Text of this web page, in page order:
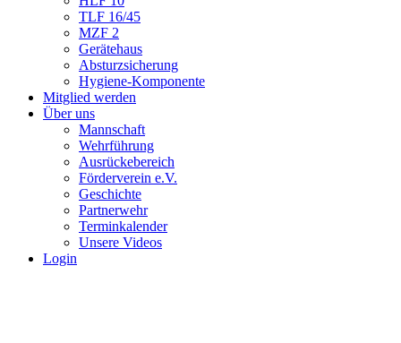
TLF 16/45
MZF 2
Gerätehaus
Absturzsicherung
Hygiene-Komponente
Mitglied werden
Über uns
Mannschaft
Wehrführung
Ausrückebereich
Förderverein e.V.
Geschichte
Partnerwehr
Terminkalender
Unsere Videos
Login